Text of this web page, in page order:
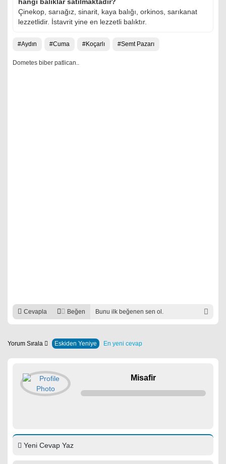
Çinekop, sarıağız, sinarit, kaya balığı, orkinos, sarıkanat
lezzetlidir. İstavrit yine en lezzetli balıktır.
Aydın Cuma Koçarlı Semt Pazarı
Dometes biber patlican..
Cevapla Beğen Bunu ilk beğenen sen ol.
Yorum Sırala Eskiden Yeniye En yeni cevap
Misafir
Yeni Cevap Yaz